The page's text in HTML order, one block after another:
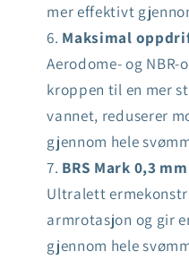
mer effektivt
Maksimal
Aerodome- og
kroppen til en mer
vannet, reduserer
gjennom hele
BRS Mark 0,3
Ultralett
armrotasjon og gir
gjennom hele